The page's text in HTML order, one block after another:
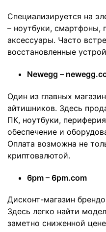
Специализируется на
– ноутбуки, смартфоны,
аксессуары. Часто
восстановленные
Newegg –
Один из главных
айтишников. Здесь
ПК, ноутбуки,
обеспечение и
Оплата возможна не
криптовалютой.
6pm – 6pm.com
Дисконт-магазин
Здесь легко найти
заметно сниженной